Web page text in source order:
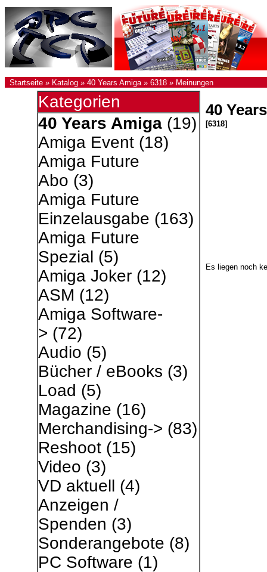
Startseite » Katalog » 40 Years Amiga» 6318 » Meinungen
Kategorien
40 Years Amiga (19)
Amiga Event (18)
Amiga Future
Abo (3)
Amiga Future
Einzelausgabe (163)
Amiga Future
Spezial (5)
Amiga Joker (12)
ASM (12)
Amiga Software-
> (72)
Audio (5)
Bücher / eBooks (3)
Load (5)
Magazine (16)
Merchandising-> (83)
Reshoot (15)
Video (3)
VD aktuell (4)
Anzeigen /
Spenden (3)
Sonderangebote (8)
PC Software (1)
40
[6318]
Es liegen noch